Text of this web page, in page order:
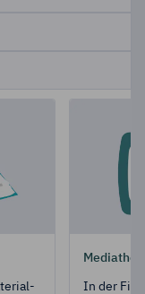
Mediathek
In der